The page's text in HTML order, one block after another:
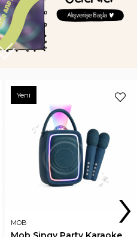
JORIENS LITTLE ›